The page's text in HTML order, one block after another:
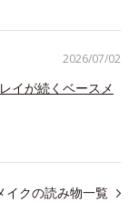
イが続くベースメ
2026/07/02
イクの読み物一覧